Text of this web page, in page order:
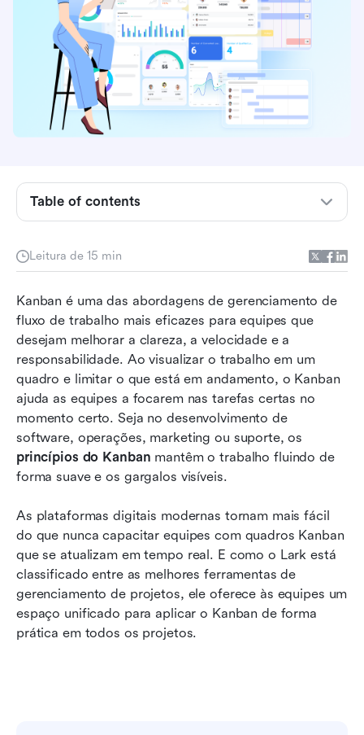
Leitura de 15 min
Kanban é uma das abordagens de gerenciamento de
fluxo de trabalho mais eficazes para equipes que
desejam melhorar a clareza, a velocidade e a
responsabilidade. Ao visualizar o trabalho em um
quadro e limitar o que está em andamento, o Kanban
ajuda as equipes a focarem nas tarefas certas no
momento certo. Seja no desenvolvimento de
princípios do Kanban mantêm o trabalho fluindo de
forma suave e os gargalos visíveis.
As plataformas digitais modernas tornam mais fácil
do que nunca capacitar equipes com quadros Kanban
que se atualizam em tempo real. E como o Lark está
classificado entre as melhores ferramentas de
gerenciamento de projetos, ele oferece às equipes um
espaço unificado para aplicar o Kanban de forma
prática em todos os projetos.
Table of contents
Os princípios centrais do Kanban explicados
fluxo de trabalho
Como o Lark ajuda equipes a aplicar princípios
e implementar o Kanban
Práticas de Kanban para manter o trabalho
fluindo suavemente
Desafios comuns do Kanban e maneiras de
evitá-los
Perguntas frequentes
Leitura relacionada